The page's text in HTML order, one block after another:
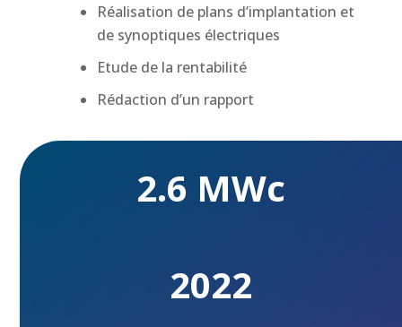
Réalisation de plans d’implantation et
de synoptiques électriques
Etude de la rentabilité
Rédaction d’un rapport
2.6 MWc
2022